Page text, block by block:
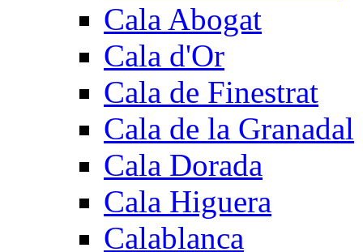
Cala Abogat
Cala d'Or
Cala de Finestrat
Cala de la Granadal
Cala Dorada
Cala Higuera
Calablanca